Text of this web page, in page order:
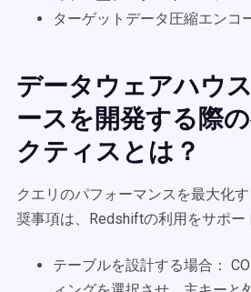
ターゲットデータ圧縮エンコ
データウェアハウ
ースを開発する際
クティスとは？
クエリのパフォーマンスを最大化
奨事項は、Redshiftの利用をサポー
テーブルを設計する場合：